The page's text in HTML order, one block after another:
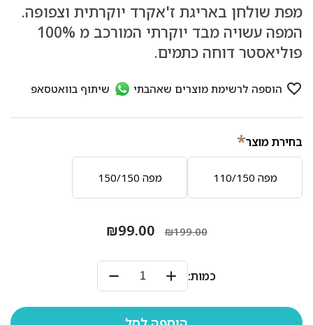
מפת שולחן באריגת ז'אקרד יוקרתית וצפופה.
המפה עשויה מבד יוקרתי המורכב מ 100%
פוליאסטר דוחה כתמים.
בחירת מוצר*
מפה 110/150 מפה 150/150
₪199.00
₪99.00
כמות: